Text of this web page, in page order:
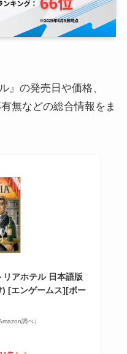
』の発売日や価格、
無などの総合情報をま
アホテル 日本語版
[エンゲームス][ボー
調べ）